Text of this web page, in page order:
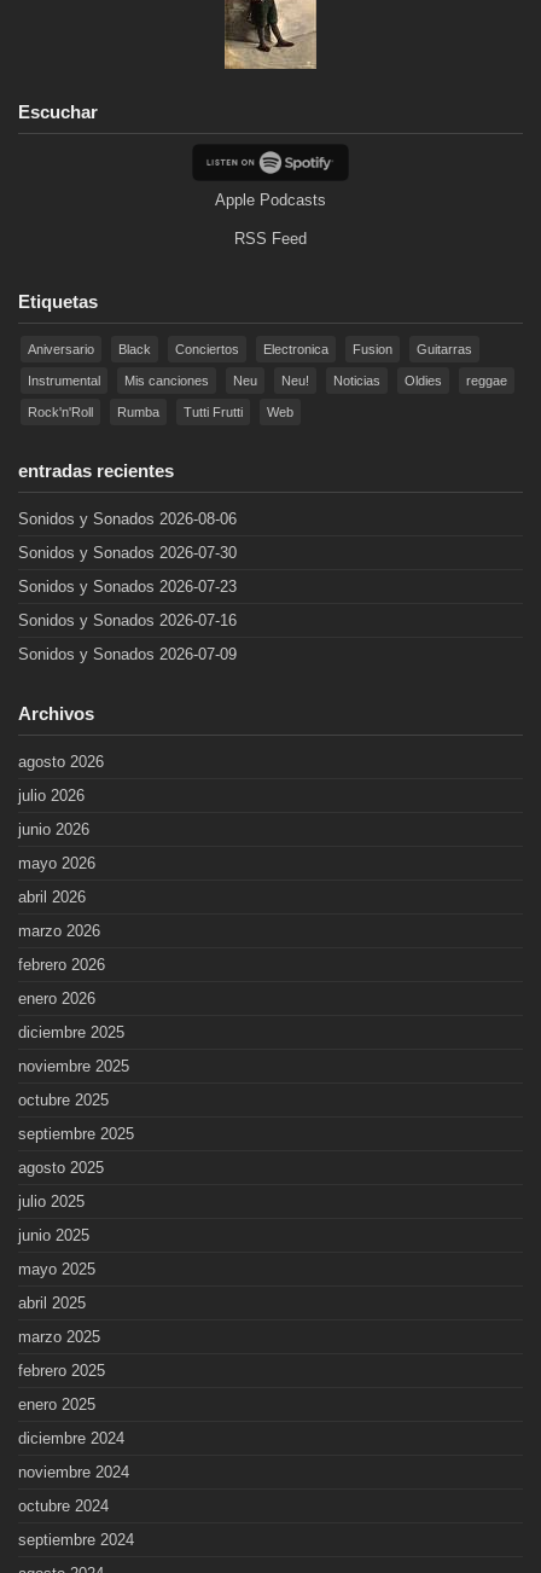
Escuchar
Apple Podcasts
RSS Feed
Etiquetas
Aniversario Black Conciertos Electronica Fusion Guitarras
Instrumental Mis canciones Neu Neu! Noticias Oldies reggae
Rock'n'Roll Rumba Tutti Frutti Web
entradas recientes
Sonidos y Sonados 2026-08-06
Sonidos y Sonados 2026-07-30
Sonidos y Sonados 2026-07-23
Sonidos y Sonados 2026-07-16
Sonidos y Sonados 2026-07-09
Archivos
agosto 2026
julio 2026
junio 2026
mayo 2026
abril 2026
marzo 2026
febrero 2026
enero 2026
diciembre 2025
noviembre 2025
octubre 2025
septiembre 2025
agosto 2025
julio 2025
junio 2025
mayo 2025
abril 2025
marzo 2025
febrero 2025
enero 2025
diciembre 2024
noviembre 2024
octubre 2024
septiembre 2024